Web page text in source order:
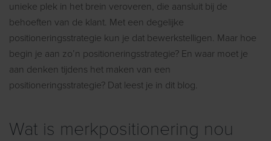
unieke plek in het brein veroveren, die aansluit bij de
behoeften van de klant. Met een degelijke
positioneringsstrategie kun je dat bewerkstelligen. Maar hoe
begin je aan zo’n positioneringsstrategie? En waar moet je
aan denken tijdens het maken van een
positioneringsstrategie? Dat leest je in dit blog.
Wat is merkpositionering nou